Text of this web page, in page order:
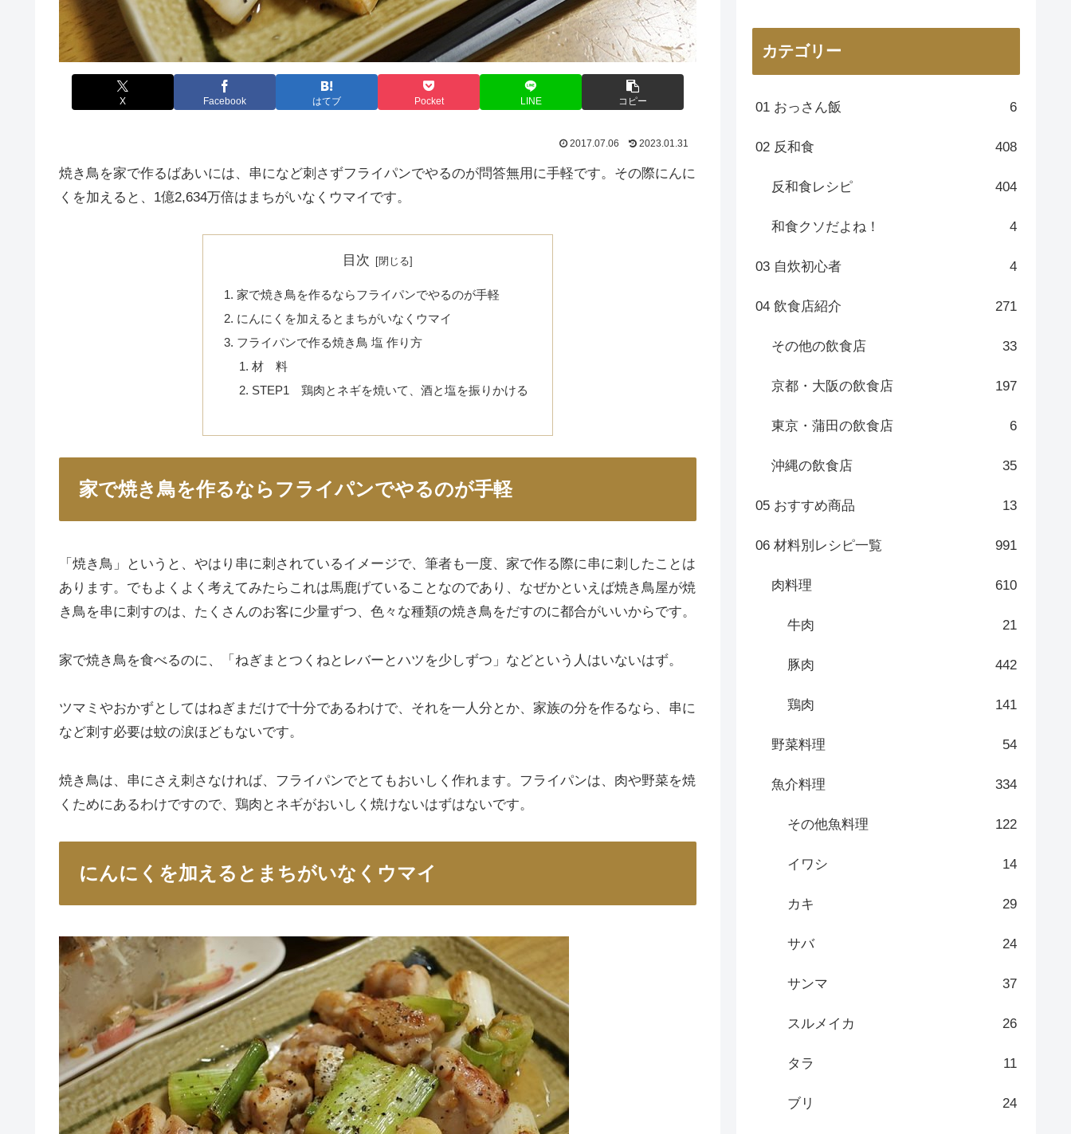
X Facebook はてブ Pocket LINE コピー
2017.07.06 2023.01.31
焼き鳥を家で作るばあいには、串になど刺さずフライパンでやるのが問答無用に手軽です。その際にんに
くを加えると、1億2,634万倍はまちがいなくウマイです。
目次
家で焼き鳥を作るならフライパンでやるのが手軽
にんにくを加えるとまちがいなくウマイ
フライパンで作る焼き鳥 塩 作り方
材 料
STEP1 鶏肉とネギを焼いて、酒と塩を振りかける
家で焼き鳥を作るならフライパンでやるのが手軽
「焼き鳥」というと、やはり串に刺されているイメージで、筆者も一度、家で作る際に串に刺したことは
あります。でもよくよく考えてみたらこれは馬鹿げていることなのであり、なぜかといえば焼き鳥屋が焼
き鳥を串に刺すのは、たくさんのお客に少量ずつ、色々な種類の焼き鳥をだすのに都合がいいからです。
家で焼き鳥を食べるのに、「ねぎまとつくねとレバーとハツを少しずつ」などという人はいないはず。
ツマミやおかずとしてはねぎまだけで十分であるわけで、それを一人分とか、家族の分を作るなら、串に
など刺す必要は蚊の涙ほどもないです。
焼き鳥は、串にさえ刺さなければ、フライパンでとてもおいしく作れます。フライパンは、肉や野菜を焼
くためにあるわけですので、鶏肉とネギがおいしく焼けないはずはないです。
にんにくを加えるとまちがいなくウマイ
カテゴリー
01 おっさん飯 6
02 反和食 408
反和食レシピ 404
和食クソだよね！ 4
03 自炊初心者 4
04 飲食店紹介 271
その他の飲食店 33
京都・大阪の飲食店 197
東京・蒲田の飲食店 6
沖縄の飲食店 35
05 おすすめ商品 13
06 材料別レシピ一覧 991
肉料理 610
牛肉 21
豚肉 442
鶏肉 141
野菜料理 54
魚介料理 334
その他魚料理 122
イワシ 14
カキ 29
サバ 24
サンマ 37
スルメイカ 26
タラ 11
ブリ 24